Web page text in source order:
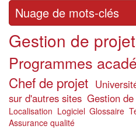
Nuage de mots-clés
Gestion de
Programmes
Chef de projet
sur d'autres sites Gestion
Localisation Logiciel Glossaire
Assurance qualité